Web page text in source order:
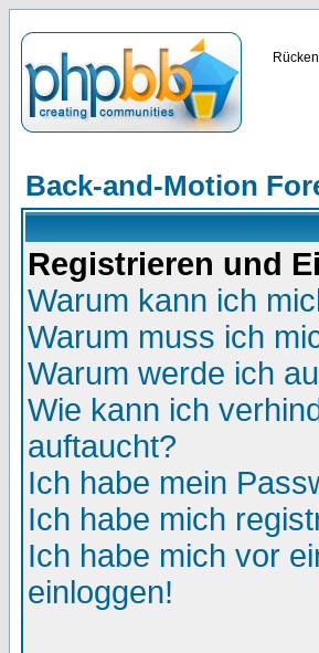
Back-and-Motion
Registrieren und
Warum kann ich
Warum muss ich
Warum werde ich
Wie kann ich
auftaucht?
Ich habe mein
Ich habe mich
Ich habe mich vor
einloggen!